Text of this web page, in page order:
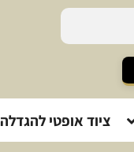
ציוד אופטי להגדלה